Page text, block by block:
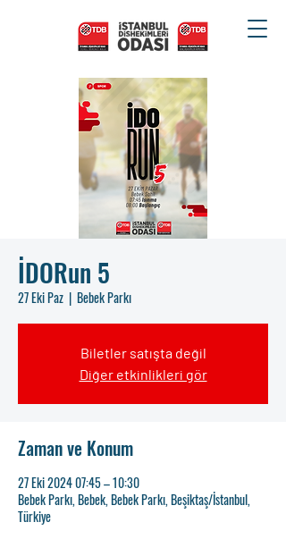
İDORun 5
27 Eki Paz
  |
Bebek Parkı
Biletler satışta değil
Diğer etkinlikleri gör
Zaman ve Konum
27 Eki 2024 07:45 – 10:30
Bebek Parkı, Bebek, Bebek Parkı, Beşiktaş/İstanbul,
Türkiye